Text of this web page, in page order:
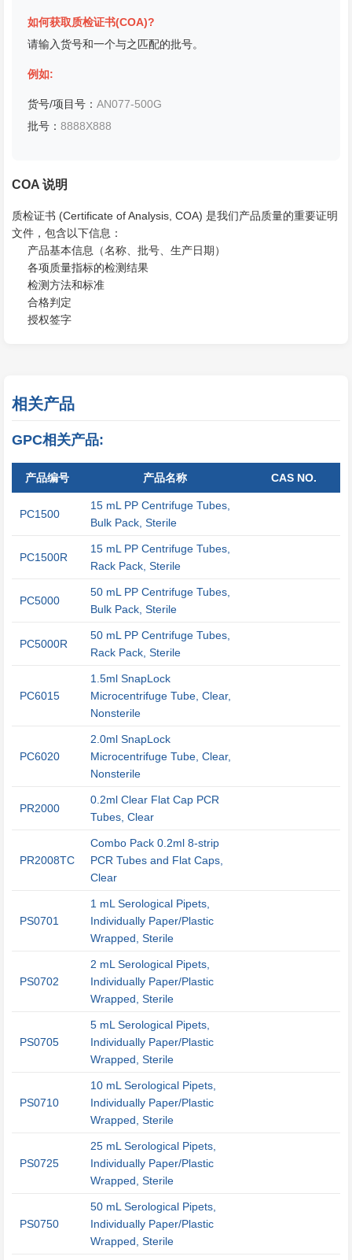
如何获取质检证书(COA)?
请输入货号和一个与之匹配的批号。
例如:
货号/项目号： AN077-500G
批号： 8888X888
COA 说明
质检证书 (Certificate of Analysis, COA) 是我们产品质量的重要证明
文件，包含以下信息：
产品基本信息（名称、批号、生产日期）
各项质量指标的检测结果
检测方法和标准
合格判定
授权签字
相关产品
GPC相关产品:
产品编号 产品名称 CAS NO.
PC1500
15 mL PP Centrifuge Tubes,
Bulk Pack, Sterile
PC1500R
15 mL PP Centrifuge Tubes,
Rack Pack, Sterile
PC5000
50 mL PP Centrifuge Tubes,
Bulk Pack, Sterile
PC5000R
50 mL PP Centrifuge Tubes,
Rack Pack, Sterile
PC6015
1.5ml SnapLock
Microcentrifuge Tube, Clear,
Nonsterile
PC6020
2.0ml SnapLock
Microcentrifuge Tube, Clear,
Nonsterile
PR2000
0.2ml Clear Flat Cap PCR
Tubes, Clear
PR2008TC
Combo Pack 0.2ml 8-strip
PCR Tubes and Flat Caps,
Clear
PS0701
1 mL Serological Pipets,
Individually Paper/Plastic
Wrapped, Sterile
PS0702
2 mL Serological Pipets,
Individually Paper/Plastic
Wrapped, Sterile
PS0705
5 mL Serological Pipets,
Individually Paper/Plastic
Wrapped, Sterile
PS0710
10 mL Serological Pipets,
Individually Paper/Plastic
Wrapped, Sterile
PS0725
25 mL Serological Pipets,
Individually Paper/Plastic
Wrapped, Sterile
PS0750
50 mL Serological Pipets,
Individually Paper/Plastic
Wrapped, Sterile